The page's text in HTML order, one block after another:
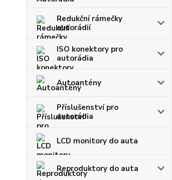
Redukční rámečky
autorádií
ISO konektory pro
autorádia
Autoantény
Příslušenství pro
autorádia
LCD monitory do auta
Reproduktory do auta